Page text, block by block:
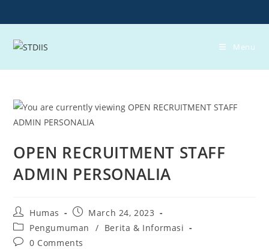
to
content
Menu
OPEN RECRUITMENT STAFF
ADMIN PERSONALIA
Post
author:
Humas
Post
published:
March 24, 2023
Post
category:
Pengumuman / Berita & Informasi
Post0 Comments